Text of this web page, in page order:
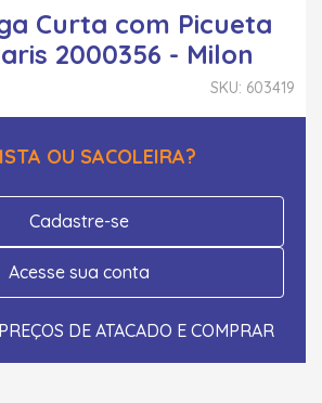
Curta com Picueta
2000356 - Milon
SKU: 603419
OU SACOLEIRA?
Cadastre-se
Acesse sua conta
DE ATACADO E COMPRAR